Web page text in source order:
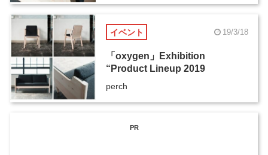
イベント 19/3/18
「oxygen」Exhibition
“Product Lineup 2019
perch
PR